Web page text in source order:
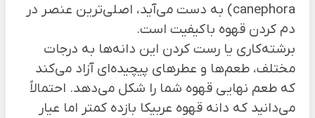
canephora) به دست می‌آید، اصلی‌ترین عنصر در
دم کردن قهوه باکیفیت است.
برشته‌کاری یا رست کردن این دانه‌ها به درجات
مختلف، طعم‌ها و عطر‌های پیچیده‌ای آزاد می‌کند
که طعم نهایی قهوه شما را شکل می‌دهد. احتمالاً
می‌دانید که دانه قهوه عربیکا بازده کمتر اما عیار